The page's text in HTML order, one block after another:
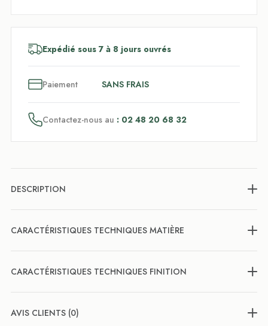
Expédié sous 7 à 8 jours ouvrés
Paiement SANS FRAIS
Contactez-nous au : 02 48 20 68 32
DESCRIPTION
CARACTÉRISTIQUES TECHNIQUES MATIÈRE
CARACTÉRISTIQUES TECHNIQUES FINITION
AVIS CLIENTS (0)